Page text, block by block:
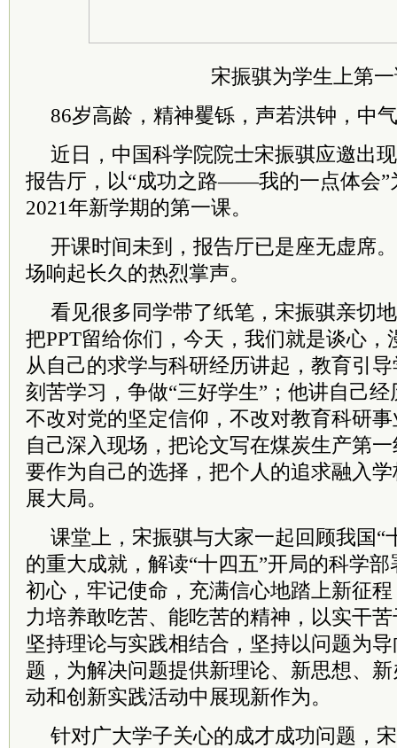
宋振骐为学生上第
86岁高龄，精神矍铄，声若洪钟，中
近日，中国科学院院士宋振骐应邀出
报告厅，以“成功之路——我的一点体会”
2021年新学期的第一课。
开课时间未到，报告厅已是座无虚席
场响起长久的热烈掌声。
看见很多同学带了纸笔，宋振骐亲切
把PPT留给你们，今天，我们就是谈心，
从自己的求学与科研经历讲起，教育引
刻苦学习，争做“三好学生”；他讲自己
不改对党的坚定信仰，不改对教育科研
自己深入现场，把论文写在煤炭生产第
要作为自己的选择，把个人的追求融入
展大局。
课堂上，宋振骐与大家一起回顾我国“
的重大成就，解读“十四五”开局的科学
初心，牢记使命，充满信心地踏上新征
力培养敢吃苦、能吃苦的精神，以实干
坚持理论与实践相结合，坚持以问题为
题，为解决问题提供新理论、新思想、
动和创新实践活动中展现新作为。
针对广大学子关心的成才成功问题，